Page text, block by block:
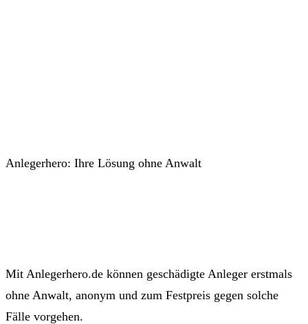
Anlegerhero: Ihre Lösung ohne Anwalt
Mit Anlegerhero.de können geschädigte Anleger erstmals
ohne Anwalt, anonym und zum Festpreis gegen solche
Fälle vorgehen.